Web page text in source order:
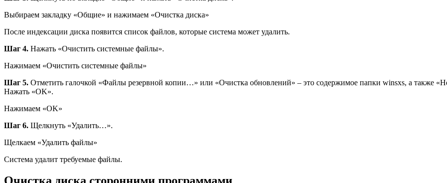
Выбираем закладку «Общие» и нажимаем «Очистка диска»
После индексации диска появится список файлов, которые система может удалить.
Шаг 4. Нажать «Очистить системные файлы».
Нажимаем «Очистить системные файлы»
Шаг 5. Отметить галочкой «Файлы резервной копии…» или «Очистка обновлений» – это содержимое папки winsxs, а также
Нажать «OK».
Нажимаем «OK»
Шаг 6. Щелкнуть «Удалить…».
Щелкаем «Удалить файлы»
Система удалит требуемые файлы.